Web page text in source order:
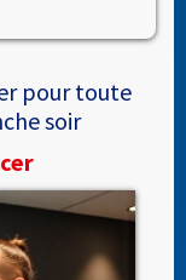
pour toute
soir